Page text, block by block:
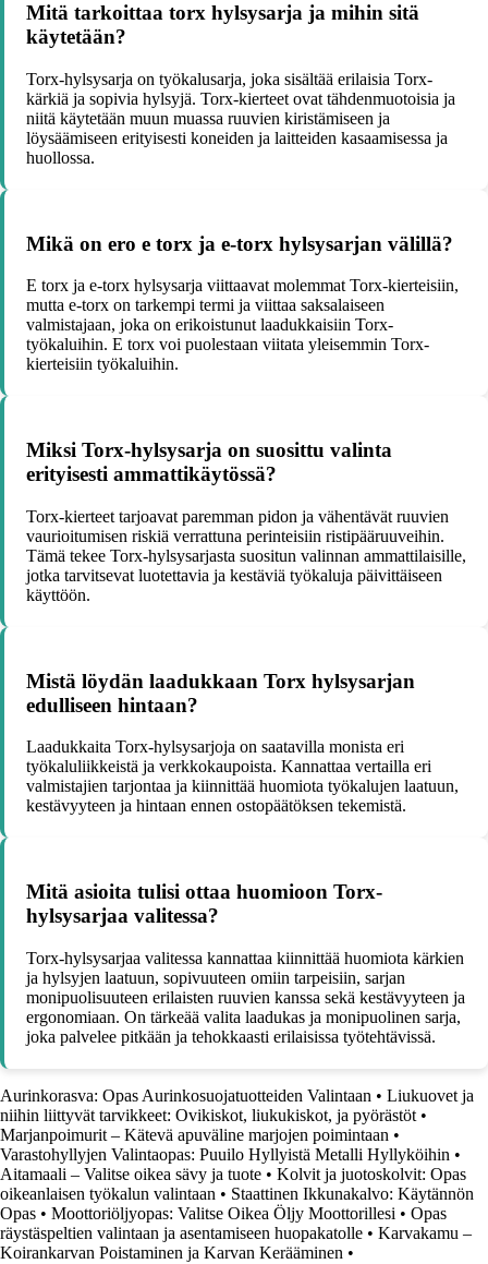
Mitä tarkoittaa torx hylsysarja ja mihin sitä
käytetään?
Torx-hylsysarja on työkalusarja, joka sisältää erilaisia Torx-
kärkiä ja sopivia hylsyjä. Torx-kierteet ovat tähdenmuotoisia ja
niitä käytetään muun muassa ruuvien kiristämiseen ja
löysäämiseen erityisesti koneiden ja laitteiden kasaamisessa ja
huollossa.
Mikä on ero e torx ja e-torx hylsysarjan välillä?
E torx ja e-torx hylsysarja viittaavat molemmat Torx-kierteisiin,
mutta e-torx on tarkempi termi ja viittaa saksalaiseen
valmistajaan, joka on erikoistunut laadukkaisiin Torx-
työkaluihin. E torx voi puolestaan viitata yleisemmin Torx-
kierteisiin työkaluihin.
Miksi Torx-hylsysarja on suosittu valinta
erityisesti ammattikäytössä?
Torx-kierteet tarjoavat paremman pidon ja vähentävät ruuvien
vaurioitumisen riskiä verrattuna perinteisiin ristipääruuveihin.
Tämä tekee Torx-hylsysarjasta suositun valinnan ammattilaisille,
jotka tarvitsevat luotettavia ja kestäviä työkaluja päivittäiseen
käyttöön.
Mistä löydän laadukkaan Torx hylsysarjan
edulliseen hintaan?
Laadukkaita Torx-hylsysarjoja on saatavilla monista eri
työkaluliikkeistä ja verkkokaupoista. Kannattaa vertailla eri
valmistajien tarjontaa ja kiinnittää huomiota työkalujen laatuun,
kestävyyteen ja hintaan ennen ostopäätöksen tekemistä.
Mitä asioita tulisi ottaa huomioon Torx-
hylsysarjaa valitessa?
Torx-hylsysarjaa valitessa kannattaa kiinnittää huomiota kärkien
ja hylsyjen laatuun, sopivuuteen omiin tarpeisiin, sarjan
monipuolisuuteen erilaisten ruuvien kanssa sekä kestävyyteen ja
ergonomiaan. On tärkeää valita laadukas ja monipuolinen sarja,
joka palvelee pitkään ja tehokkaasti erilaisissa työtehtävissä.
Aurinkorasva: Opas Aurinkosuojatuotteiden Valintaan • Liukuovet ja
niihin liittyvät tarvikkeet: Ovikiskot, liukukiskot, ja pyörästöt •
Marjanpoimurit – Kätevä apuväline marjojen poimintaan •
Varastohyllyjen Valintaopas: Puuilo Hyllyistä Metalli Hyllyköihin •
Aitamaali – Valitse oikea sävy ja tuote • Kolvit ja juotoskolvit: Opas
oikeanlaisen työkalun valintaan • Staattinen Ikkunakalvo: Käytännön
Opas • Moottoriöljyopas: Valitse Oikea Öljy Moottorillesi • Opas
räystäspeltien valintaan ja asentamiseen huopakatolle • Karvakamu –
Koirankarvan Poistaminen ja Karvan Kerääminen •